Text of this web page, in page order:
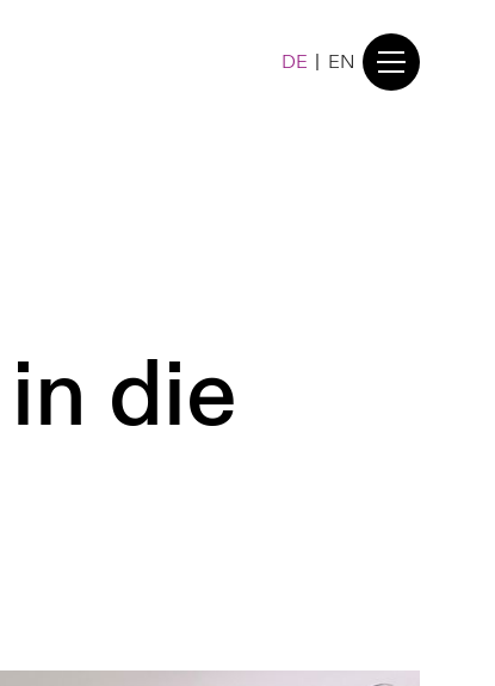
DE | EN
die